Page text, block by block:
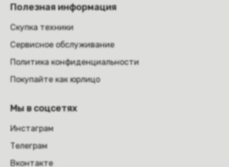
Полезная информация
Скупка техники
Сервисное обслуживание
Политика конфиденциальности
Покупайте как юрлицо
Мы в соцсетях
Инстаграм
Телеграм
Вконтакте